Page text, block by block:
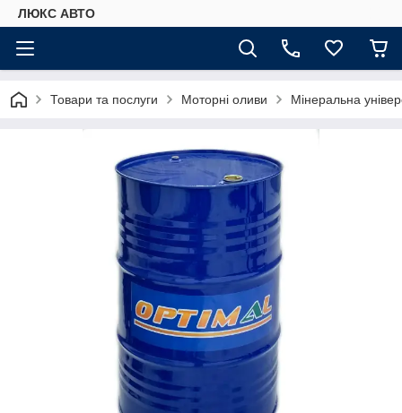
ЛЮКС АВТО
Товари та послуги Моторні оливи Мінеральна